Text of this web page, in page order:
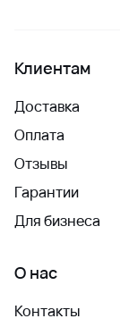
Клиентам
Доставка
Оплата
Отзывы
Гарантии
Для бизнеса
О нас
Контакты